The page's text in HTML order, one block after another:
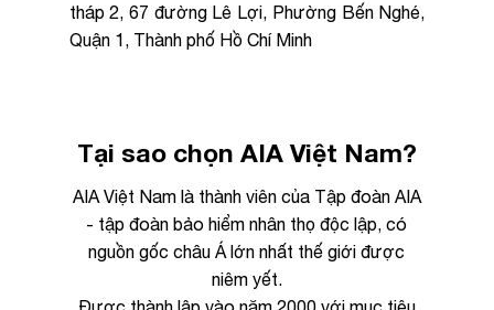
tháp 2, 67 đường Lê Lợi, Phường Bến Nghé,
Quận 1, Thành phố Hồ Chí Minh
Tại sao chọn AIA Việt Nam?
AIA Việt Nam là thành viên của Tập đoàn AIA
- tập đoàn bảo hiểm nhân thọ độc lập, có
nguồn gốc châu Á lớn nhất thế giới được
niêm yết.
Tên công ty
Gửi yêu cầu